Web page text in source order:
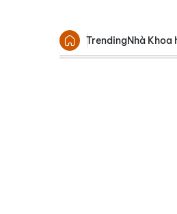
TrendingNhà Khoa